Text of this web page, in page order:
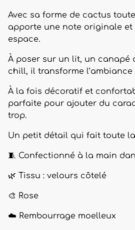
Avec sa forme de cactus
apporte une note originale et
espace.
À poser sur un lit, un canapé
chill, il transforme
À la fois décoratif et
parfaite pour ajouter du
trop.
Un petit détail qui fait toute
🧵 Confectionné à la main
🌿 Tissu : velours côtelé
🎨 Rose
☁️ Rembourrage moelleux